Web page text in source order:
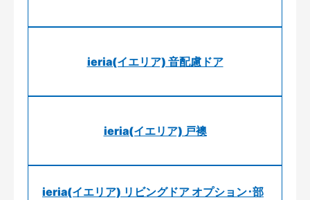
ieria(イエリア) 音配慮ドア
ieria(イエリア) 戸襖
ieria(イエリア) リビングドア オプション･部